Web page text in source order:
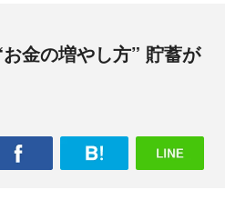
金の増やし方” 貯蓄が